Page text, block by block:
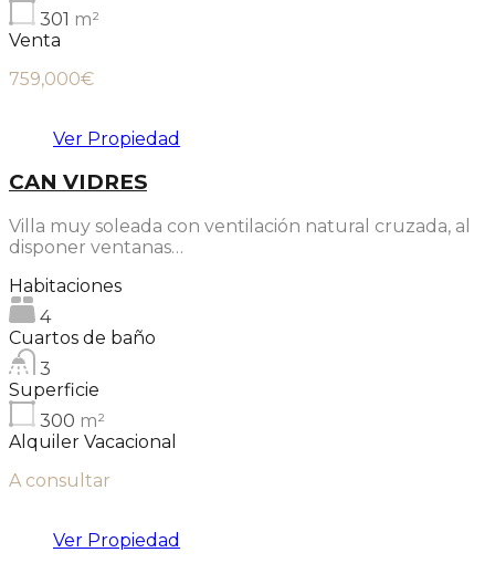
301 m²
Venta
759,000€
Ver Propiedad
CAN VIDRES
Villa muy soleada con ventilación natural cruzada, al
disponer ventanas…
Habitaciones
4
Cuartos de baño
3
Superficie
300 m²
Alquiler Vacacional
A consultar
Ver Propiedad